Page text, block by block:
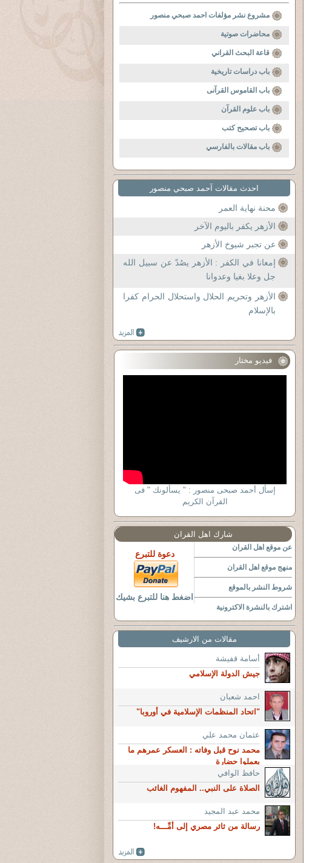
مشروع نشر مؤلفات احمد صبحي منصور
محاضرات صوتية
قاعة البحث القراني
باب دراسات تاريخية
باب القاموس القرآنى
باب علوم القرآن
باب تصحيح كتب
باب مقالات بالفارسي
احدث مقالات آحمد صبحي منصور
محنة نهاية العمر
الأزهر يكفر باليوم الآخر
عن تجبر شيوخ الأزهر
إمعانا في الكفر : الأزهر يصُدّ عن سبيل الله
جل وعلا بغيا وعدوانا
الأزهر وتحريم الحلال واستحلال الحرام كفرا
بالإسلام
فيديو مختار
إسأل أحمد صبحى منصور : " يسألونك " فى
القرآن الكريم
شارك اهل القران
عن موقع اهل القران
منهج موقع اهل القران
شروط النشر بالموقع
اشترك بالنشرة الاكترونية
دعوة للتبرع
اضغط هنا للتبرع بشيك
مقالات من الارشيف
أسامة قفيشة
جيش الدولة الإسلامي
احمد شعبان
"اتحاد المنظمات الإسلامية في أوروبا"
عثمان محمد علي
محمد نوح قبل وفاته : العسكر عمرهم ما
يعملوا حضارة
حافظ الوافي
الصلاة على النبي.. المفهوم الغائب
محمد عبد المجيد
رسالة من ثائر مصري إلى أُمِّـــه!